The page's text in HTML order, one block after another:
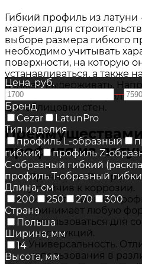
Гибкий профиль из
материал для
выборе размера гибкого
необходимо учитывать
поверхности, на которую
устанавливаться, а также
должен выдерживать.
пол необходим профиль
для облицовки стен.
профиля из
Прочность. Он
устойчив к коррозии.
Гибкость. Гибкий
принимает любую
использоваться для
конструкций.
Универсальность.
использования в
Цена, руб.
—
Бренд
Cezar
LatunPro
Тип изделия
профиль L-образный
гибкий
профиль Z-
С-образный гибкий
профиль Т-образный
Длина, см
200
250 270
300
Страна
Польша
Ширина, мм
14
Высота, мм